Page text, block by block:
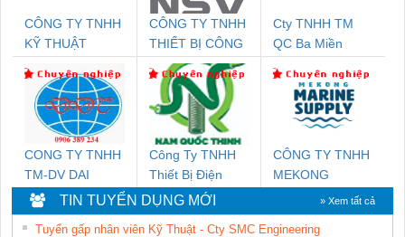
CÔNG TY TNHH
KỸ THUẬT
NAM
CÔNG TY TNHH
THIẾT BỊ CÔNG
NGHIỆP NIHON
SETSUBI VIỆT
NAM
Cty TNHH TM
QC Ba Miền
CONG TY TNHH
TM-DV DAI
DONG THANH
Công Ty TNHH
Thiết Bị Điện
Nam Quốc Thịnh
CÔNG TY TNHH
MEKONG
SUPPLY
TIN TUYỂN DỤNG MỚI » Xem tất cả
Tuyển gấp nhân viên Kỹ Thuật - Cty SMC Engineering